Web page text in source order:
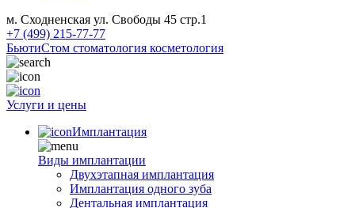
м. Сходненская ул. Свободы 45 стр.1
+7 (499) 215-77-77
БьютиСтом стоматология косметология
Услуги и цены
Имплантация
Виды имплантации
Двухэтапная имплантация
Имплантация одного зуба
Дентальная имплантация